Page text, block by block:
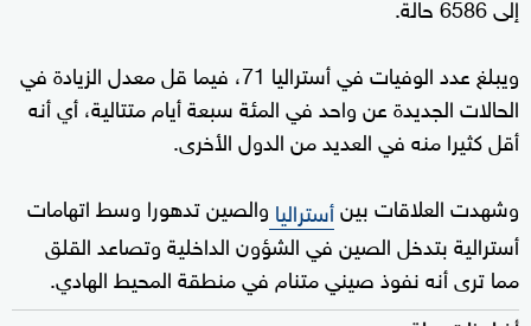
ويبلغ عدد الوفيات في أستراليا 71، فيما قل معدل الزيادة في
الحالات الجديدة عن واحد في المئة سبعة أيام متتالية، أي أنه
أقل كثيرا منه في العديد من الدول الأخرى.
وشهدت العلاقات بينأستراليا والصين تدهورا وسط اتهامات
أسترالية بتدخل الصين في الشؤون الداخلية وتصاعد القلق
مما ترى أنه نفوذ صيني متنام في منطقة المحيط الهادي.